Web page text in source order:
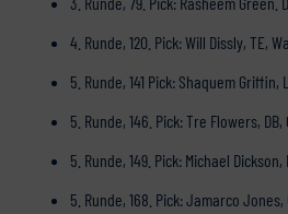
4. Runde, 120. Pick: Will Dissly, TE,
5. Runde, 141 Pick: Shaquem Griffin,
5. Runde, 146. Pick: Tre Flowers,
5. Runde, 149. Pick: Michael
5. Runde, 168. Pick: Jamarco Jones,